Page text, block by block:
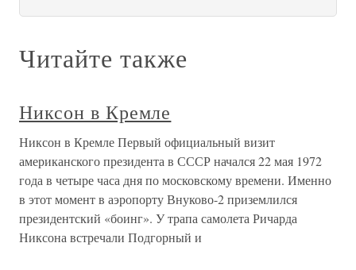
Читайте также
Никсон в Кремле
Никсон в Кремле Первый официальный визит
американского президента в СССР начался 22 мая 1972
года в четыре часа дня по московскому времени. Именно
в этот момент в аэропорту Внуково-2 приземлился
президентский «боинг». У трапа самолета Ричарда
Никсона встречали Подгорный и